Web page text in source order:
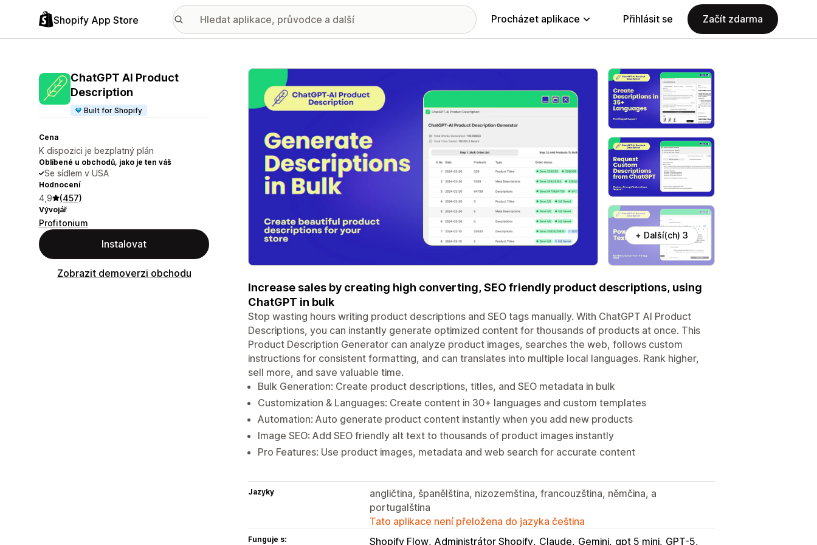
Shopify App Store Procházet aplikace Přihlásit se Začít zdarma
ChatGPT AI Product
Description
Built for Shopify
Cena
K dispozici je bezplatný plán
Oblíbené u obchodů, jako je ten váš
Se sídlem v USA
Hodnocení
4,9 (457)
Vývojář
Profitonium
Instalovat
Zobrazit demoverzi obchodu
Galerie propagovaných obrázků
+ Další(ch) 3
Increase sales by creating high converting, SEO friendly product descriptions, using
ChatGPT in bulk
Stop wasting hours writing product descriptions and SEO tags manually. With ChatGPT AI Product
Descriptions, you can instantly generate optimized content for thousands of products at once. This
Product Description Generator can analyze product images, searches the web, follows custom
instructions for consistent formatting, and can translates into multiple local languages. Rank higher,
sell more, and save valuable time.
Bulk Generation: Create product descriptions, titles, and SEO metadata in bulk
Customization & Languages: Create content in 30+ languages and custom templates
Automation: Auto generate product content instantly when you add new products
Image SEO: Add SEO friendly alt text to thousands of product images instantly
Pro Features: Use product images, metadata and web search for accurate content
Jazyky
angličtina, španělština, nizozemština, francouzština, němčina, a
portugalština
Tato aplikace není přeložena do jazyka čeština
Funguje s: Shopify Flow Administrátor Shopify Claude Gemini gpt 5 mini GPT-5